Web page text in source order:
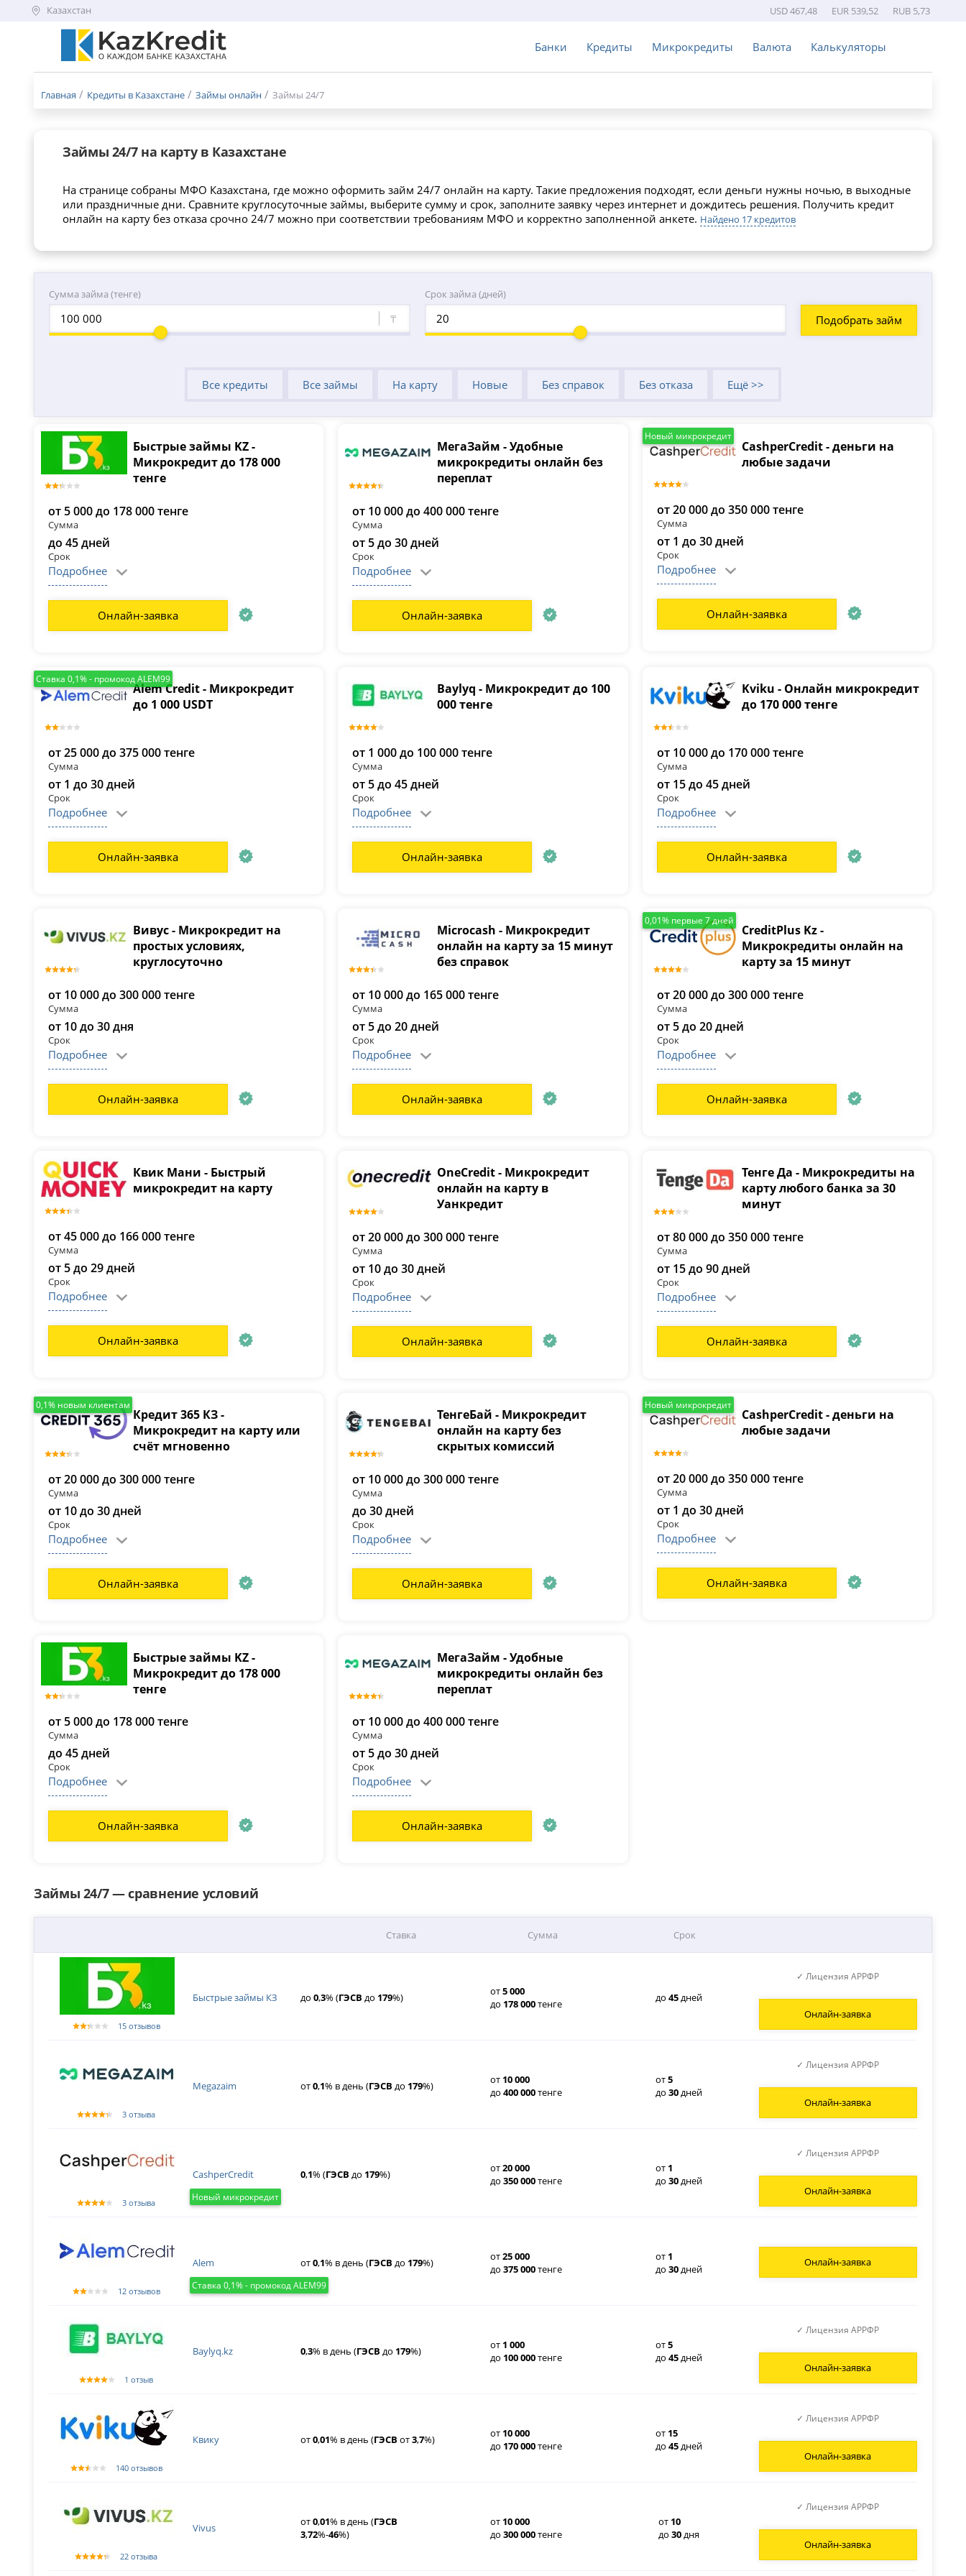
Казахстан USD 467,48 EUR 539,52 RUB 5,73
Банки Кредиты Микрокредиты Валюта Калькуляторы
Меню
Главная Кредиты в Казахстане Займы онлайн Займы 24/7
Займы 24/7 на карту в Казахстане
На странице собраны МФО Казахстана, где можно оформить займ 24/7 онлайн на карту. Такие предложения подходят, если деньги нужны ночью, в выходные
или праздничные дни. Сравните круглосуточные займы, выберите сумму и срок, заполните заявку через интернет и дождитесь решения. Получить кредит
онлайн на карту без отказа срочно 24/7 можно при соответствии требованиям МФО и корректно заполненной анкете. Найдено 17 кредитов
Сумма займа (тенге)
₸
Срок займа (дней)
Все кредиты Все займы На карту Новые Без справок Без отказа Ещё >>
Быстрые займы KZ -
Микрокредит до 178 000
тенге
от 5 000 до 178 000 тенге
Сумма
до 45 дней
Срок
Подробнее
Онлайн-заявка
МегаЗайм - Удобные
микрокредиты онлайн без
переплат
от 10 000 до 400 000 тенге
Сумма
от 5 до 30 дней
Срок
Подробнее
Онлайн-заявка
Новый микрокредит
CashperCredit - деньги на
любые задачи
от 20 000 до 350 000 тенге
Сумма
от 1 до 30 дней
Срок
Подробнее
Онлайн-заявка
Ставка 0,1% - промокод ALEM99
Alem Credit - Микрокредит
до 1 000 USDT
от 25 000 до 375 000 тенге
Сумма
от 1 до 30 дней
Срок
Подробнее
Онлайн-заявка
Baylyq - Микрокредит до 100
000 тенге
от 1 000 до 100 000 тенге
Сумма
от 5 до 45 дней
Срок
Подробнее
Онлайн-заявка
Kviku - Онлайн микрокредит
до 170 000 тенге
от 10 000 до 170 000 тенге
Сумма
от 15 до 45 дней
Срок
Подробнее
Онлайн-заявка
Вивус - Микрокредит на
простых условиях,
круглосуточно
от 10 000 до 300 000 тенге
Сумма
от 10 до 30 дня
Срок
Подробнее
Онлайн-заявка
Microcash - Микрокредит
онлайн на карту за 15 минут
без справок
от 10 000 до 165 000 тенге
Сумма
от 5 до 20 дней
Срок
Подробнее
Онлайн-заявка
0,01% первые 7 дней
CreditPlus Kz -
Микрокредиты онлайн на
карту за 15 минут
от 20 000 до 300 000 тенге
Сумма
от 5 до 20 дней
Срок
Подробнее
Онлайн-заявка
Квик Мани - Быстрый
микрокредит на карту
от 45 000 до 166 000 тенге
Сумма
от 5 до 29 дней
Срок
Подробнее
Онлайн-заявка
OneCredit - Микрокредит
онлайн на карту в
Уанкредит
от 20 000 до 300 000 тенге
Сумма
от 10 до 30 дней
Срок
Подробнее
Онлайн-заявка
Тенге Да - Микрокредиты на
карту любого банка за 30
минут
от 80 000 до 350 000 тенге
Сумма
от 15 до 90 дней
Срок
Подробнее
Онлайн-заявка
0,1% новым клиентам
Кредит 365 КЗ -
Микрокредит на карту или
счёт мгновенно
от 20 000 до 300 000 тенге
Сумма
от 10 до 30 дней
Срок
Подробнее
Онлайн-заявка
ТенгеБай - Микрокредит
онлайн на карту без
скрытых комиссий
от 10 000 до 300 000 тенге
Сумма
до 30 дней
Срок
Подробнее
Онлайн-заявка
Новый микрокредит
CashperCredit - деньги на
любые задачи
от 20 000 до 350 000 тенге
Сумма
от 1 до 30 дней
Срок
Подробнее
Онлайн-заявка
Быстрые займы KZ -
Микрокредит до 178 000
тенге
от 5 000 до 178 000 тенге
Сумма
до 45 дней
Срок
Подробнее
Онлайн-заявка
МегаЗайм - Удобные
микрокредиты онлайн без
переплат
от 10 000 до 400 000 тенге
Сумма
от 5 до 30 дней
Срок
Подробнее
Онлайн-заявка
Займы 24/7 — сравнение условий
Ставка Сумма Срок
15 отзывов
Быстрые займы КЗ до0,3% (ГЭСВ до 179%) от5000
до 178000тенге до 45дней
Онлайн-заявка
✓ Лицензия АРРФР
3 отзыва
Megazaim от0,1% в день (ГЭСВ до 179%) от 10000
до 400000тенге
от5
до 30дней
Онлайн-заявка
✓ Лицензия АРРФР
3 отзыва
CashperCredit
Новый микрокредит
0,1% (ГЭСВ до 179%) от20000
до 350000тенге
от 1
до 30дней
Онлайн-заявка
✓ Лицензия АРРФР
12 отзывов
Alem
Ставка 0,1% - промокод ALEM99
от0,1% в день (ГЭСВ до 179%) от25000
до 375000тенге
от 1
до 30дней
Онлайн-заявка
1 отзыв
Baylyq.kz 0,3% в день (ГЭСВ до 179%) от 1 000
до 100000тенге
от5
до 45дней
Онлайн-заявка
✓ Лицензия АРРФР
140 отзывов
Квику от0,01% в день (ГЭСВ от3,7%) от 10000
до 170000тенге
от 15
до 45дней
Онлайн-заявка
✓ Лицензия АРРФР
22 отзыва
Vivus от0,01% в день (ГЭСВ
3,72%-46%)
от 10000
до 300000тенге
от 10
до 30дня
Онлайн-заявка
✓ Лицензия АРРФР